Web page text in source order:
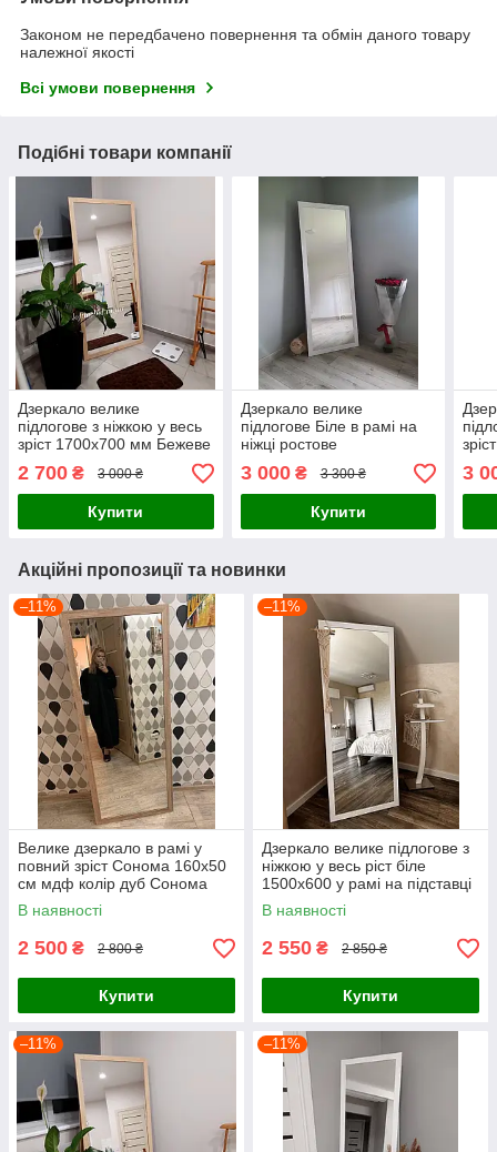
Законом не передбачено повернення та обмін даного товару
належної якості
Всі умови повернення
Подібні товари компанії
Дзеркало велике
підлогове з ніжкою у весь
зріст 1700x700 мм Бежеве
в рамі на підставці
ростове
2 700 ₴ 3 000 ₴
Купити
Дзеркало велике
підлогове Біле в рамі на
ніжці ростове
3 000₴ 3 300 ₴
Купити
в
3
Акційні пропозиції та новинки
–11%
Велике дзеркало в рамі у
повний зріст Сонома 160x50
см мдф колір дуб Сонома
підлогове на ніжці
В наявності
2 500 ₴ 2 800 ₴
Купити
–11%
Дзеркало велике підлогове з
ніжкою у весь ріст біле
1500х600 у рамі на підставці
В наявності
2 550 ₴ 2 850 ₴
Купити
–11% –11%